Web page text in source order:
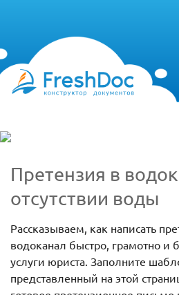
Претензия в
отсутствии воды
Рассказываем, как написать
водоканал быстро, грамотно и
услуги юриста. Заполните
представленный на этой